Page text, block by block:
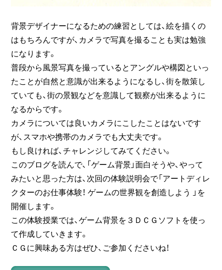
背景デザイナーになるための練習としては、絵を描くの
はもちろんですが、カメラで写真を撮ることも実は勉強
になります。
普段から風景写真を撮っているとアングルや構図といっ
たことが自然と意識が出来るようになるし、街を散策し
ていても、街の景観などを意識して観察が出来るように
なるからです。
カメラについては良いカメラにこしたことはないです
が、スマホや携帯のカメラでも大丈夫です。
もし良ければ、チャレンジしてみてください。
このブログを読んで、「ゲーム背景」面白そうや、やって
みたいと思った方は、次回の体験説明会で「アートディレ
クターのお仕事体験！ ゲームの世界観を創造しよう 」を
開催します。
この体験授業では、ゲーム背景を３ＤＣＧソフトを使っ
て作成していきます。
ＣＧに興味ある方はぜひ、ご参加くださいね！